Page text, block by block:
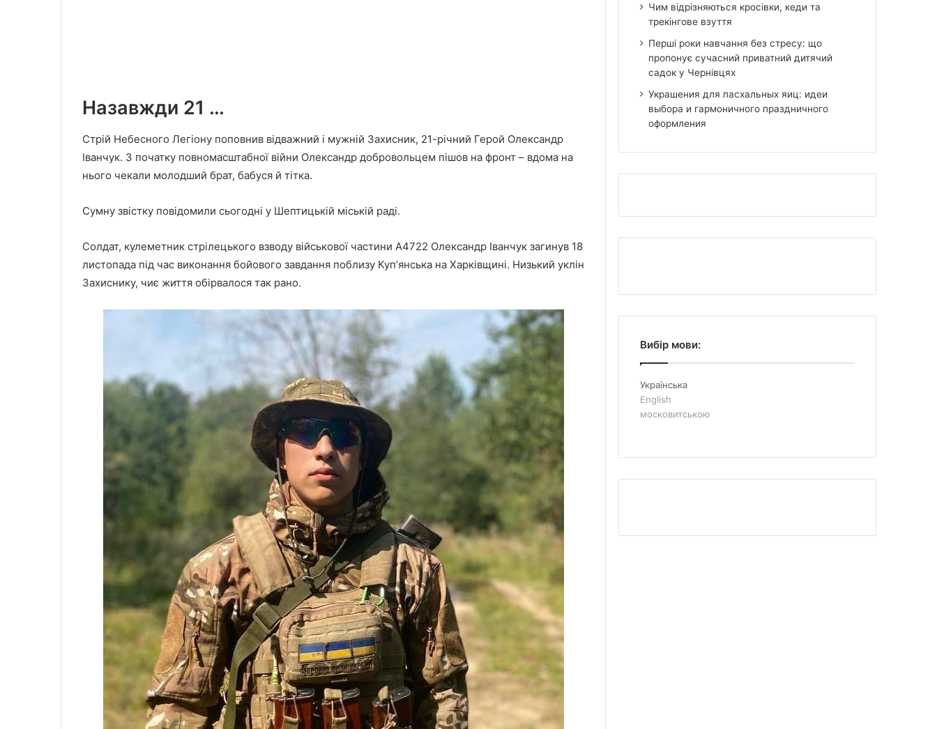
Назавжди 21 …
Стрій Небесного Легіону поповнив відважний і мужній Захисник, 21-річний Герой Олександр
Іванчук. З початку повномасштабної війни Олександр добровольцем пішов на фронт – вдома на
нього чекали молодший брат, бабуся й тітка.
Сумну звістку повідомили сьогодні у Шептицькій міській раді.
Солдат, кулеметник стрілецького взводу військової частини А4722 Олександр Іванчук загинув 18
листопада під час виконання бойового завдання поблизу Купʼянська на Харківщині. Низький уклін
Захиснику, чиє життя обірвалося так рано.
Чим відрізняються кросівки, кеди та
трекінгове взуття
Перші роки навчання без стресу: що
пропонує сучасний приватний дитячий
садок у Чернівцях
Украшения для пасхальных яиц: идеи
выбора и гармоничного праздничного
оформления
Вибір мови:
Українська
English
московитською